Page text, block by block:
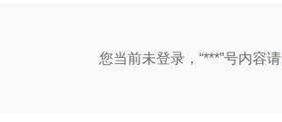
您当前未登录，“***”号内容请